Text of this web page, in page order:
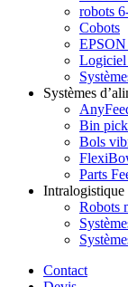
robots
Cobots
Logiciel
Systèmes
Bin
Bols
Parts
Intralogistique
Robots
Contact